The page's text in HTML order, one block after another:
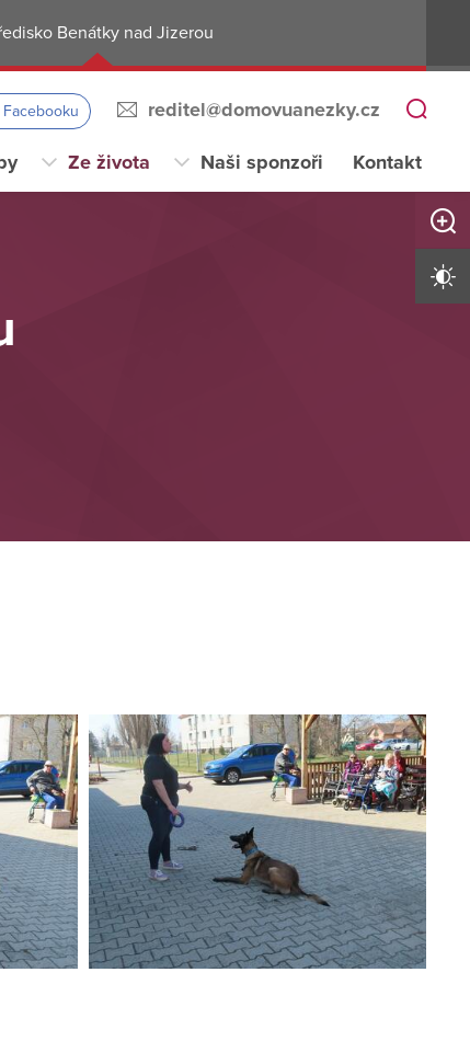
Benátky nad Jizerou
reditel@domovuanezky.cz
Ze života Naši sponzoři Kontakt